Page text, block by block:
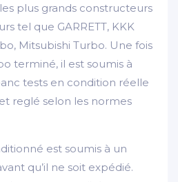
plus grands constructeurs
tel que GARRETT, KKK
Mitsubishi Turbo. Une fois
terminé, il est soumis à
tests en condition réelle
reglé selon les normes
est soumis à un
qu’il ne soit expédié.